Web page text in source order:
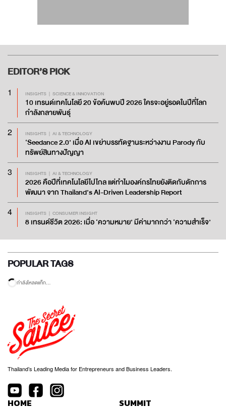
EDITOR’SPICK
1 INSIGHTS SCIENCE & INNOVATION
10 เทรนด์เทคโนโลยี 20 ข้อค้นพบปี 2026 ใครจะอยู่รอดในปีที่โลก
กำลังกลายพันธุ์
2 INSIGHTS AI & TECHNOLOGY
‘Seedance 2.0’ เมื่อ AI เขย่าบรรทัดฐานระหว่างงาน Parody กับ
ทรัพย์สินทางปัญญา
3 INSIGHTS AI & TECHNOLOGY
2026 คือปีที่เทคโนโลยีไปไกล แต่ทำไมองค์กรไทยยังติดกับดักการ
พัฒนา จาก Thailand’s AI-Driven Leadership Report
4 INSIGHTS CONSUMER INSIGHT
8 เทรนด์ชีวิต 2026: เมื่อ ‘ความหมาย’ มีค่ามากกว่า ‘ความสำเร็จ’
POPULAR TAGS
กำลังโหลดแท็ก...
Thailand’s Leading Media for Entrepreneurs and Business Leaders.
HOME
SUMMIT